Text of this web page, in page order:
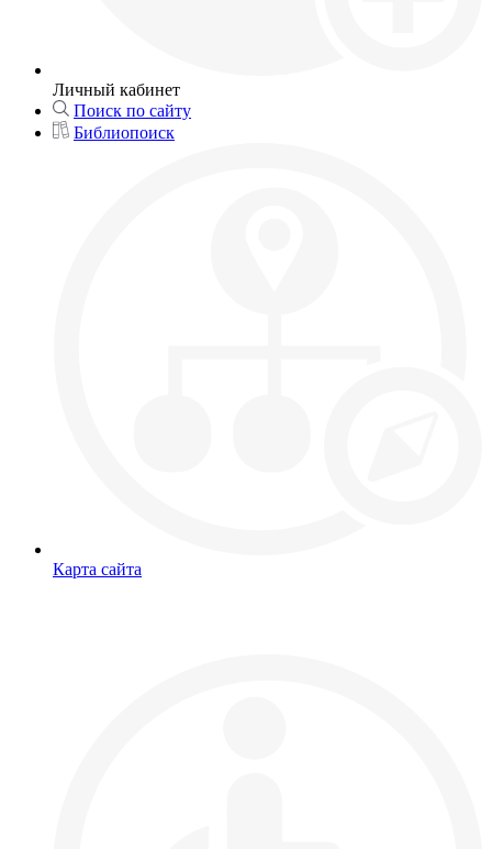
Личный кабинет
Поиск по сайту
Библиопоиск
Карта сайта